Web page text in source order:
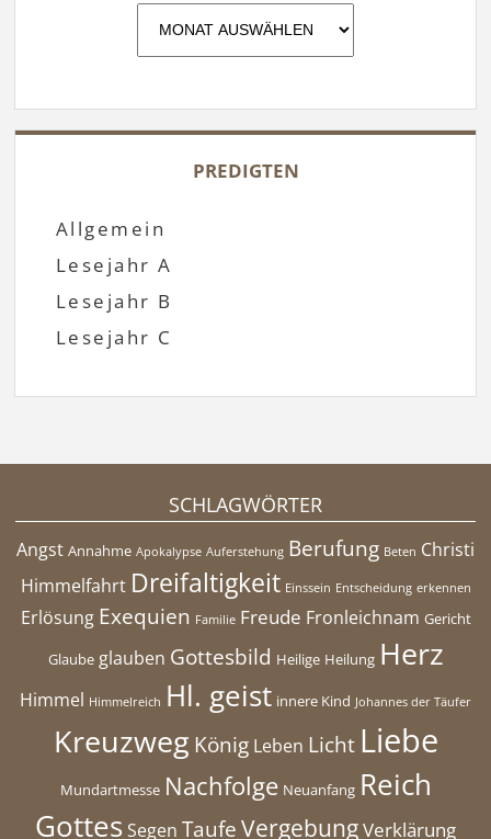
PREDIGTEN
Allgemein
Lesejahr A
Lesejahr B
Lesejahr C
SCHLAGWÖRTER
Angst Annahme Apokalypse Auferstehung Berufung Beten Christi
Himmelfahrt Dreifaltigkeit Einssein Entscheidung erkennen
Erlösung Exequien Familie Freude Fronleichnam Gericht
Glaube glauben Gottesbild Heilige Heilung Herz
Himmel Himmelreich Hl. geist innere Kind Johannes der Täufer
Kreuzweg König Leben Licht Liebe
Mundartmesse Nachfolge Neuanfang Reich
Gottes Segen TaufeVergebungVerklärung